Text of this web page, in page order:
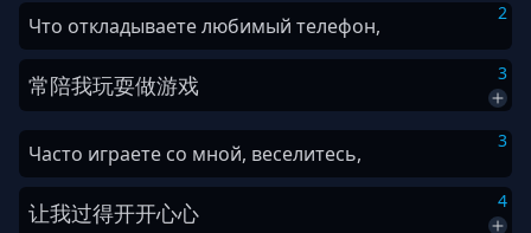
2
Что откладываете любимый телефон,
3
常陪我玩耍做游戏
3
Часто играете со мной, веселитесь,
4
让我过得开开心心